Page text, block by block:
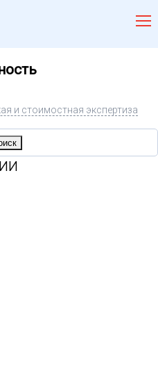
и стоимостная экспертиза